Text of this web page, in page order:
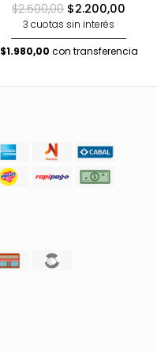
$2.500,00 $2.200,00
3 cuotas sin interés
$1.980,00 con transferencia